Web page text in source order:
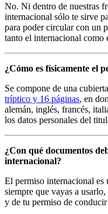
No. Ni dentro de nuestras
internacional sólo te sirve
para poder circular con un
tanto el internacional como
¿Cómo es físicamente el
Se compone de una
tríptico y 16 páginas, en
alemán, inglés, francés,
los datos personales del
¿Con qué documentos
internacional?
El permiso internacional
siempre que vayas a
y de tu permiso de